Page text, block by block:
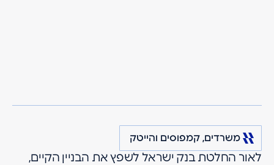
משרדים, קמפוסים והייטק
לאור החלטת בנק ישראל לשפץ את הבניין הקיים,